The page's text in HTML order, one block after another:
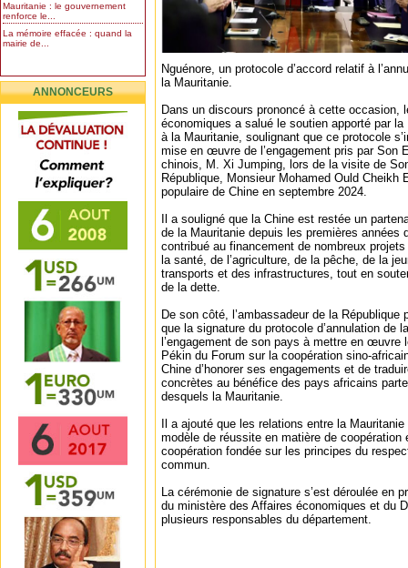
Mauritanie : le gouvernement
renforce le...
La mémoire effacée : quand la
mairie de...
ANNONCEURS
Nguénore, un protocole d’accord relatif à
la Mauritanie.
Dans un discours prononcé à cette occasion,
économiques a salué le soutien apporté par la
à la Mauritanie, soulignant que ce protocole
mise en œuvre de l’engagement pris par Son
chinois, M. Xi Jumping, lors de la visite de
République, Monsieur Mohamed Ould Cheikh
populaire de Chine en septembre 2024.
Il a souligné que la Chine est restée un
de la Mauritanie depuis les premières années
contribué au financement de nombreux
la santé, de l’agriculture, de la pêche, de la
transports et des infrastructures, tout en
de la dette.
De son côté, l’ambassadeur de la République
que la signature du protocole d’annulation de
l’engagement de son pays à mettre en
Pékin du Forum sur la coopération sino-
Chine d’honorer ses engagements et de
concrètes au bénéfice des pays africains
desquels la Mauritanie.
Il a ajouté que les relations entre la
modèle de réussite en matière de coopération
coopération fondée sur les principes du
commun.
La cérémonie de signature s’est déroulée en
du ministère des Affaires économiques et du
plusieurs responsables du département.